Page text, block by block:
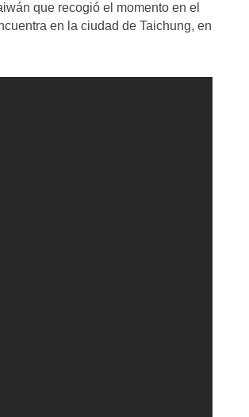
que recogió el momento en el
en la ciudad de Taichung, en